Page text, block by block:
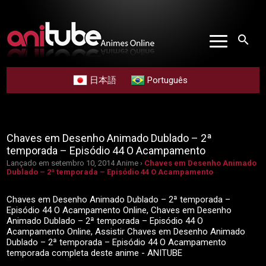
search
日本語 Português
Chaves em Desenho Animado Dublado – 2ª
temporada – Episódio 44 O Acampamento
Lançado em setembro 10, 2014 Anime › Chaves em Desenho Animado
Dublado – 2ª temporada – Episódio 44 O Acampamento
Chaves em Desenho Animado Dublado – 2ª temporada –
Episódio 44 O Acampamento Online, Chaves em Desenho
Animado Dublado – 2ª temporada – Episódio 44 O
Acampamento Online, Assistir Chaves em Desenho Animado
Dublado – 2ª temporada – Episódio 44 O Acampamento
temporada completa deste anime - ANITUBE